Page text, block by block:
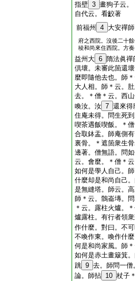
指壁 3 畫狗子云。
自代云。看齩著
前福州
4 大安禪師
府之西院。沒後二十
稜和尚來住西院。方
益州大 6 隋法眞
倶壞。未審此箇還
麼即隨他去也。師
大人相。師＊云。
去。＊僧＊云。西
喚汝。汝 7 還來得
住庵未得。問生死
喫茶遇飯喫飯。＊
合取鉢盂。師庵側
裏骨。＊遮箇衆生
邊著。僧無語。問
云。會麼。＊僧＊
如何是學人自己。
什麼却是和尚自己
是無縫塔。師云。
師＊云。鶻崙塼。
＊云。露柱火爐。
爐露柱。有行者領
作什麼。對曰。不
不喚作東。喚作什
何是和尚家風。師
如何是赤土畫簸箕
跳 9 去。師問一僧
論。師拈 10 杖子